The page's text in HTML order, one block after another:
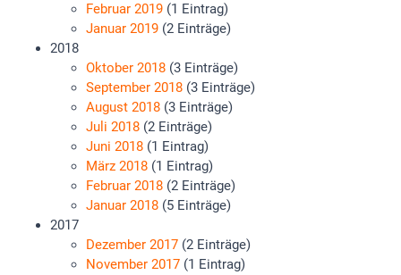
Februar 2019 (1 Eintrag)
Januar 2019 (2 Einträge)
2018
Oktober 2018 (3 Einträge)
September 2018 (3 Einträge)
August 2018 (3 Einträge)
Juli 2018 (2 Einträge)
Juni 2018 (1 Eintrag)
März 2018 (1 Eintrag)
Februar 2018 (2 Einträge)
Januar 2018 (5 Einträge)
2017
Dezember 2017 (2 Einträge)
November 2017 (1 Eintrag)